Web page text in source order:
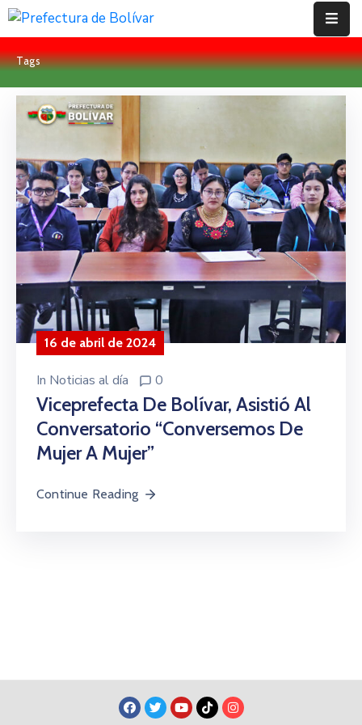
Inicio
Institución
Proyectos
Rendición
De
Cuentas
Transparencia
Contácto
Tags
16 de abril de 2024
In Noticias al día 0
Viceprefecta De Bolívar, Asistió Al
Conversatorio “Conversemos De
Mujer A Mujer”
Continue Reading